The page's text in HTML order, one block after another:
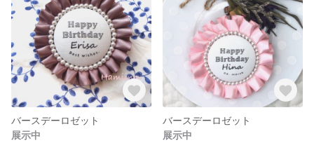
バースデーロゼット
展示中
バースデーロゼット
展示中